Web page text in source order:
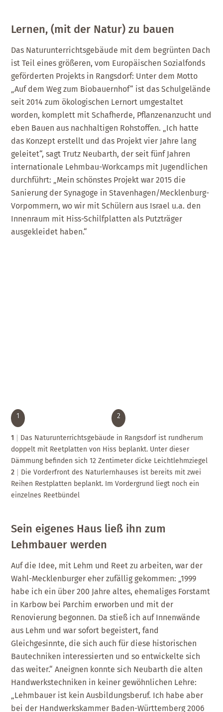
Lernen, (mit der Natur) zu bauen
Das Naturunterrichtsgebäude mit dem begrünten Dach
ist Teil eines größeren, vom Europäischen Sozialfonds
geförderten Projekts in Rangsdorf: Unter dem Motto
„Auf dem Weg zum Biobauernhof“ ist das Schulgelände
seit 2014 zum ökologischen Lernort umgestaltet
worden, komplett mit Schafherde, Pflanzenanzucht und
eben Bauen aus nachhaltigen Rohstoffen. „Ich hatte
das Konzept erstellt und das Projekt vier Jahre lang
geleitet“, sagt Trutz Neubarth, der seit fünf Jahren
internationale Lehmbau-Workcamps mit Jugendlichen
durchführt: „Mein schönstes Projekt war 2015 die
Sanierung der Synagoge in Stavenhagen/Mecklenburg-
Vorpommern, wo wir mit Schülern aus Israel u.a. den
Innenraum mit Hiss-Schilfplatten als Putzträger
ausgekleidet haben.“
1 2
1
Das Naturunterrichtsgebäude in Rangsdorf ist rundherum
doppelt mit Reetplatten von Hiss beplankt. Unter dieser
Dämmung befinden sich 12 Zentimeter dicke Leichtlehmziegel
2
Die Vorderfront des Naturlernhauses ist bereits mit zwei
Reihen Restplatten beplankt. Im Vordergrund liegt noch ein
einzelnes Reetbündel
Sein eigenes Haus ließ ihn zum
Lehmbauer werden
Auf die Idee, mit Lehm und Reet zu arbeiten, war der
Wahl-Mecklenburger eher zufällig gekommen: „1999
habe ich ein über 200 Jahre altes, ehemaliges Forstamt
in Karbow bei Parchim erworben und mit der
Renovierung begonnen. Da stieß ich auf Innenwände
aus Lehm und war sofort begeistert, fand
Gleichgesinnte, die sich auch für diese historischen
Bautechniken interessierten und so entwickelte sich
das weiter.“ Aneignen konnte sich Neubarth die alten
Handwerkstechniken in keiner gewöhnlichen Lehre:
„Lehmbauer ist kein Ausbildungsberuf. Ich habe aber
bei der Handwerkskammer Baden-Württemberg 2006